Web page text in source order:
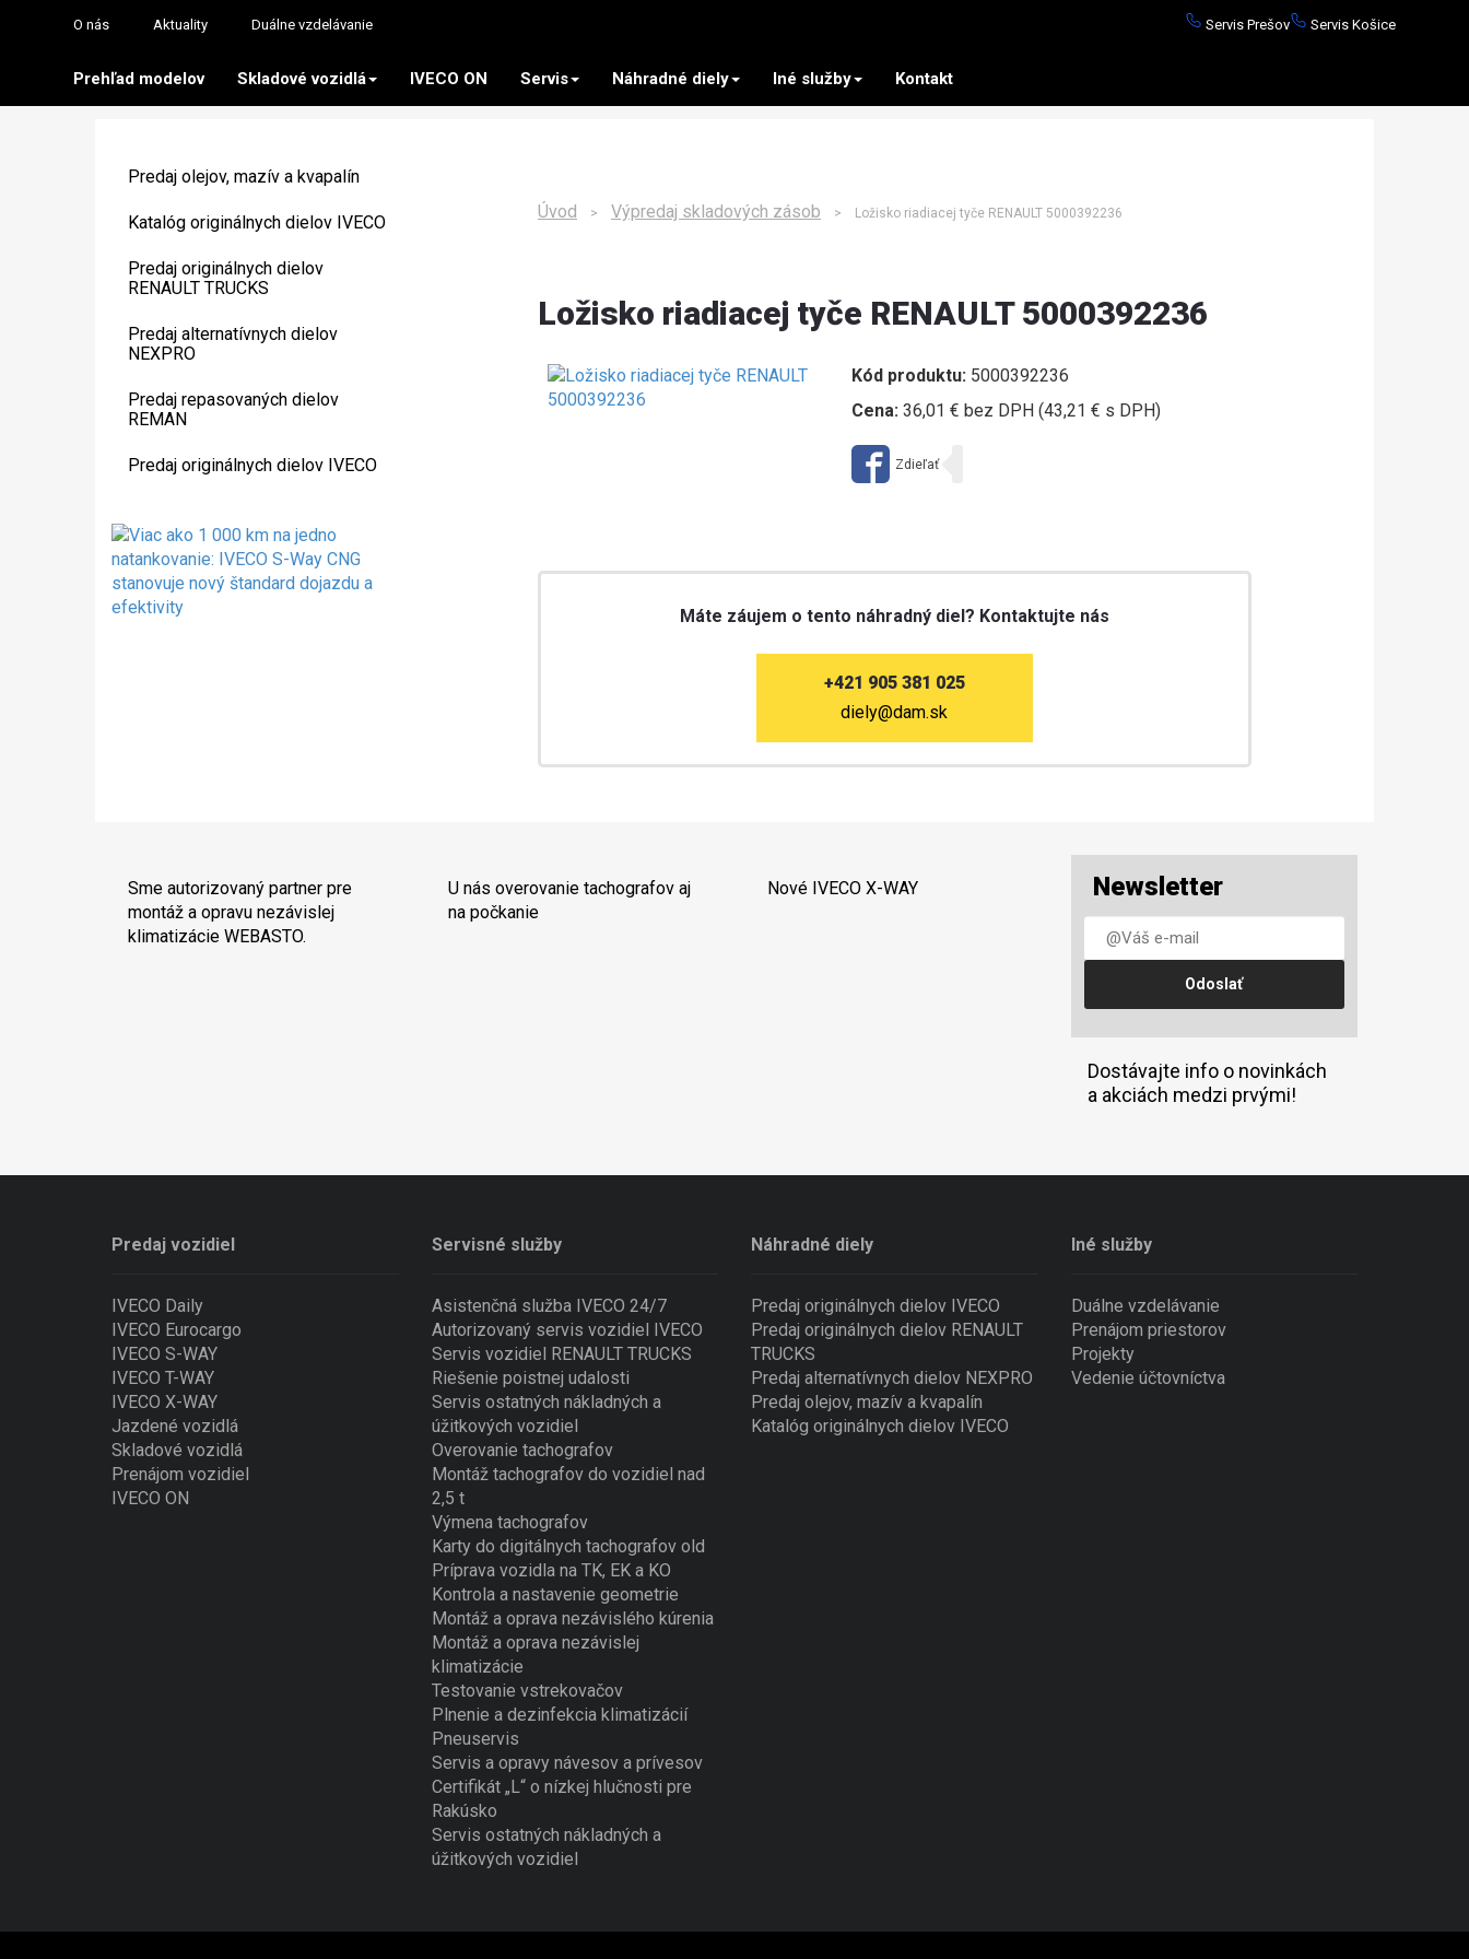
O nás Aktuality Duálne vzdelávanie Servis Prešov Servis Košice
Prehľad modelov Skladové vozidlá IVECO ON Servis Náhradné diely Iné služby Kontakt
Predaj olejov, mazív a kvapalín
Katalóg originálnych dielov IVECO
Predaj originálnych dielov
RENAULT TRUCKS
Predaj alternatívnych dielov
NEXPRO
Predaj repasovaných dielov
REMAN
Predaj originálnych dielov IVECO
Úvod > Výpredaj skladových zásob > Ložisko riadiacej tyče RENAULT 5000392236
Ložisko riadiacej tyče RENAULT 5000392236
Kód produktu:5000392236
Cena:36,01 € bez DPH (43,21 € s DPH)
Máte záujem o tento náhradný diel? Kontaktujte nás
+421 905 381 025
diely@dam.sk
Sme autorizovaný partner pre
montáž a opravu nezávislej
klimatizácie WEBASTO.
U nás overovanie tachografov aj
na počkanie
Nové IVECO X-WAY Newsletter
Dostávajte info o novinkách
a akciách medzi prvými!
Predaj vozidiel
IVECO Daily
IVECO Eurocargo
IVECO S-WAY
IVECO T-WAY
IVECO X-WAY
Jazdené vozidlá
Skladové vozidlá
Prenájom vozidiel
IVECO ON
Servisné služby
Asistenčná služba IVECO 24/7
Autorizovaný servis vozidiel IVECO
Servis vozidiel RENAULT TRUCKS
Riešenie poistnej udalosti
Servis ostatných nákladných a
úžitkových vozidiel
Overovanie tachografov
Montáž tachografov do vozidiel nad
2,5 t
Výmena tachografov
Karty do digitálnych tachografov old
Príprava vozidla na TK, EK a KO
Kontrola a nastavenie geometrie
Montáž a oprava nezávislého kúrenia
Montáž a oprava nezávislej
klimatizácie
Testovanie vstrekovačov
Plnenie a dezinfekcia klimatizácií
Pneuservis
Servis a opravy návesov a prívesov
Certifikát „L“ o nízkej hlučnosti pre
Rakúsko
Servis ostatných nákladných a
úžitkových vozidiel
Náhradné diely
Predaj originálnych dielov IVECO
Predaj originálnych dielov RENAULT
TRUCKS
Predaj alternatívnych dielov NEXPRO
Predaj olejov, mazív a kvapalín
Katalóg originálnych dielov IVECO
Iné služby
Duálne vzdelávanie
Prenájom priestorov
Projekty
Vedenie účtovníctva